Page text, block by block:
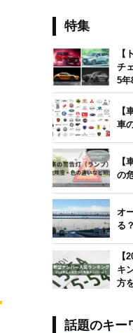
特集
【
チ
5年
【
車
【
の
オ
る
【
キ
方
話題のキー